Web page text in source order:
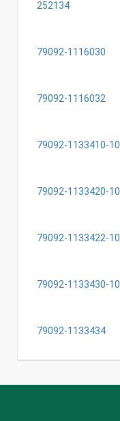
252134
79092-1116030
79092-1116032
79092-1133410-10
79092-1133420-10
79092-1133422-10
79092-1133430-10
79092-1133434